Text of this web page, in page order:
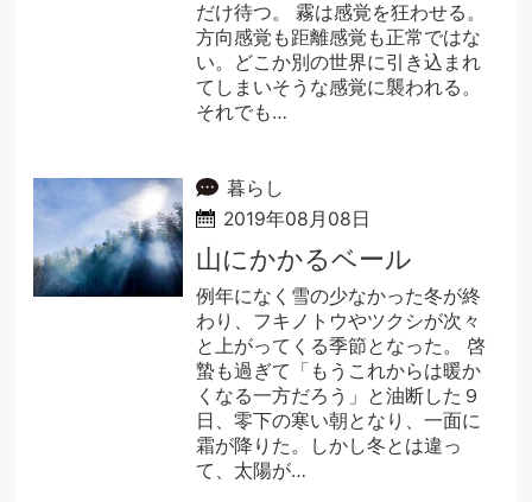
だけ待つ。 霧は感覚を狂わせる。
方向感覚も距離感覚も正常ではな
い。どこか別の世界に引き込まれ
てしまいそうな感覚に襲われる。
それでも…
暮らし
2019年08月08日
山にかかるベール
例年になく雪の少なかった冬が終
わり、フキノトウやツクシが次々
と上がってくる季節となった。 啓
蟄も過ぎて「もうこれからは暖か
くなる一方だろう」と油断した９
日、零下の寒い朝となり、一面に
霜が降りた。しかし冬とは違っ
て、太陽が…